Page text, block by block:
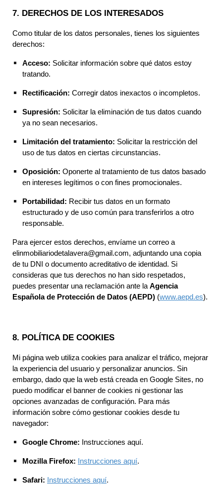
7. DERECHOS DE LOS INTERESADOS
Como titular de los datos personales, tienes los siguientes
derechos:
Acceso: Solicitar información sobre qué datos estoy
tratando.
Rectificación: Corregir datos inexactos o incompletos.
Supresión: Solicitar la eliminación de tus datos cuando
ya no sean necesarios.
Limitación del tratamiento: Solicitar la restricción del
uso de tus datos en ciertas circunstancias.
Oposición: Oponerte al tratamiento de tus datos basado
en intereses legítimos o con fines promocionales.
Portabilidad: Recibir tus datos en un formato
estructurado y de uso común para transferirlos a otro
responsable.
Para ejercer estos derechos, envíame un correo a
elinmobiliariodetalavera@gmail.com, adjuntando una copia
de tu DNI o documento acreditativo de identidad. Si
consideras que tus derechos no han sido respetados,
puedes presentar una reclamación ante laAgencia
Española de Protección de Datos (AEPD) (www.aepd.es).
8. POLÍTICA DE COOKIES
Mi página web utiliza cookies para analizar el tráfico, mejorar
la experiencia del usuario y personalizar anuncios. Sin
embargo, dado que la web está creada en Google Sites, no
puedo modificar el banner de cookies ni gestionar las
opciones avanzadas de configuración. Para más
información sobre cómo gestionar cookies desde tu
navegador:
Google Chrome: Instrucciones aquí.
Mozilla Firefox: Instrucciones aquí.
Safari: Instrucciones aquí.